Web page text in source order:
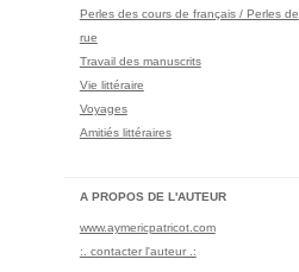
Perles des cours de français / Perles de
rue
Travail des manuscrits
Vie littéraire
Voyages
Amitiés littéraires
A PROPOS DE L'AUTEUR
www.aymericpatricot.com
:. contacter l'auteur .: